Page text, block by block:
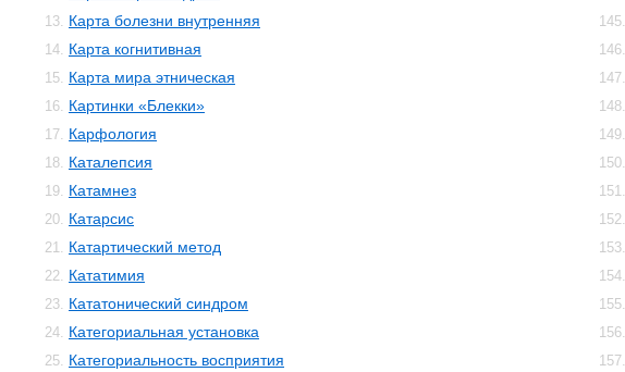
13. Карта болезни внутренняя
14. Карта когнитивная
15. Карта мира этническая
16. Картинки «Блекки»
17. Карфология
18. Каталепсия
19. Катамнез
20. Катарсис
21. Катартический метод
22. Кататимия
23. Кататонический синдром
24. Категориальная установка
25. Категориальность восприятия
145.
146.
147.
148.
149.
150.
151.
152.
153.
154.
155.
156.
157.